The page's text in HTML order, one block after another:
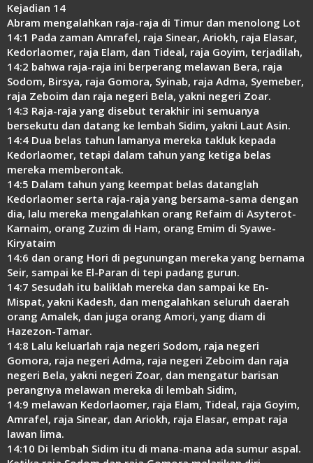
Kejadian 14
Abram mengalahkan raja-raja di Timur dan menolong Lot
14:1 Pada zaman Amrafel, raja Sinear, Ariokh, raja Elasar,
Kedorlaomer, raja Elam, dan Tideal, raja Goyim, terjadilah,
14:2 bahwa raja-raja ini berperang melawan Bera, raja
Sodom, Birsya, raja Gomora, Syinab, raja Adma, Syemeber,
raja Zeboim dan raja negeri Bela, yakni negeri Zoar.
14:3 Raja-raja yang disebut terakhir ini semuanya
bersekutu dan datang ke lembah Sidim, yakni Laut Asin.
14:4 Dua belas tahun lamanya mereka takluk kepada
Kedorlaomer, tetapi dalam tahun yang ketiga belas
mereka memberontak.
14:5 Dalam tahun yang keempat belas datanglah
Kedorlaomer serta raja-raja yang bersama-sama dengan
dia, lalu mereka mengalahkan orang Refaim di Asyterot-
Karnaim, orang Zuzim di Ham, orang Emim di Syawe-
Kiryataim
14:6 dan orang Hori di pegunungan mereka yang bernama
Seir, sampai ke El-Paran di tepi padang gurun.
14:7 Sesudah itu baliklah mereka dan sampai ke En-
Mispat, yakni Kadesh, dan mengalahkan seluruh daerah
orang Amalek, dan juga orang Amori, yang diam di
Hazezon-Tamar.
14:8 Lalu keluarlah raja negeri Sodom, raja negeri
Gomora, raja negeri Adma, raja negeri Zeboim dan raja
negeri Bela, yakni negeri Zoar, dan mengatur barisan
perangnya melawan mereka di lembah Sidim,
14:9 melawan Kedorlaomer, raja Elam, Tideal, raja Goyim,
Amrafel, raja Sinear, dan Ariokh, raja Elasar, empat raja
lawan lima.
14:10 Di lembah Sidim itu di mana-mana ada sumur aspal.